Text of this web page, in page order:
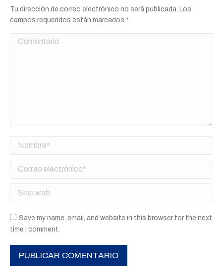
Tu dirección de correo electrónico no será publicada. Los
campos requeridos están marcados *
Comentario
Nombre *
Correo electrónico *
Sitio web
Save my name, email, and website in this browser for the next
time I comment.
PUBLICAR COMENTARIO